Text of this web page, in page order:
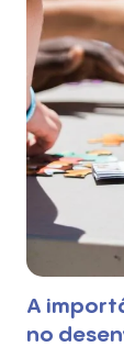
A
no